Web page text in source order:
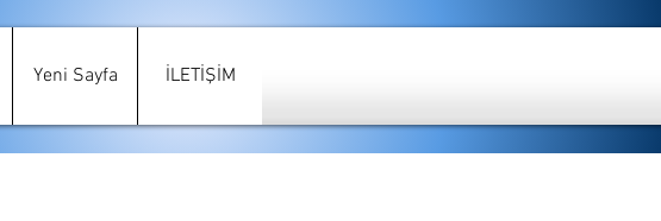
Yeni Sayfa İLETİŞİM